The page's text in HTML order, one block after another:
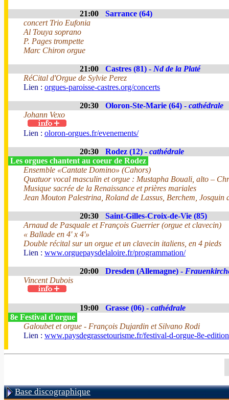
21:00
Sarrance (64)
concert Trio Eufonia
Al Touya soprano
P. Pages trompette
Marc Chiron orgue
21:00 Castres (81) - Nd de la Platé
RéCital d'Orgue de Sylvie Perez
Lien : orgues-paroisse-castres.org/concerts
20:30 Oloron-Ste-Marie (64) - cathédrale
Johann Vexo
Lien : oloron-orgues.fr/evenements/
20:30 Rodez (12) - cathédrale
Les orgues chantent au coeur de Rodez
Ensemble «Cantate Domino» (Cahors)
Quatuor vocal masculin et orgue : Mustapha Bouali, alto –
Musique sacrée de la Renaissance et prières mariales
Jean Mouton Palestrina, Roland de Lassus, Berchem, Josquin
20:30
Saint-Gilles-Croix-de-Vie (85)
Arnaud de Pasquale et François Guerrier (orgue et clavecin)
« Ballade en 4' x 4'»
Double récital sur un orgue et un clavecin italiens, en 4 pieds
Lien : www.orguepaysdelaloire.fr/programmation/
20:00 Dresden (Allemagne) -
Vincent Dubois
19:00 Grasse (06) - cathédrale
8e Festival d'orgue
Galoubet et orgue - François Dujardin et Silvano Rodi
Lien : www.paysdegrassetourisme.fr/festival-d-orgue-8e-
Base discographique